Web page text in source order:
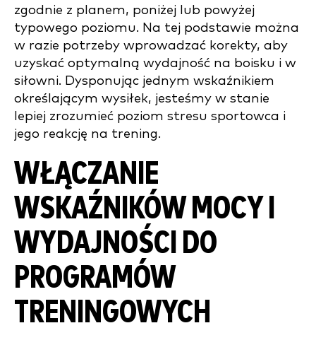
zgodnie z planem, poniżej lub powyżej
typowego poziomu. Na tej podstawie można
w razie potrzeby wprowadzać korekty, aby
uzyskać optymalną wydajność na boisku i w
siłowni. Dysponując jednym wskaźnikiem
określającym wysiłek, jesteśmy w stanie
lepiej zrozumieć poziom stresu sportowca i
jego reakcję na trening.
WŁĄCZANIE
WSKAŹNIKÓW MOCY I
WYDAJNOŚCI DO
PROGRAMÓW
TRENINGOWYCH